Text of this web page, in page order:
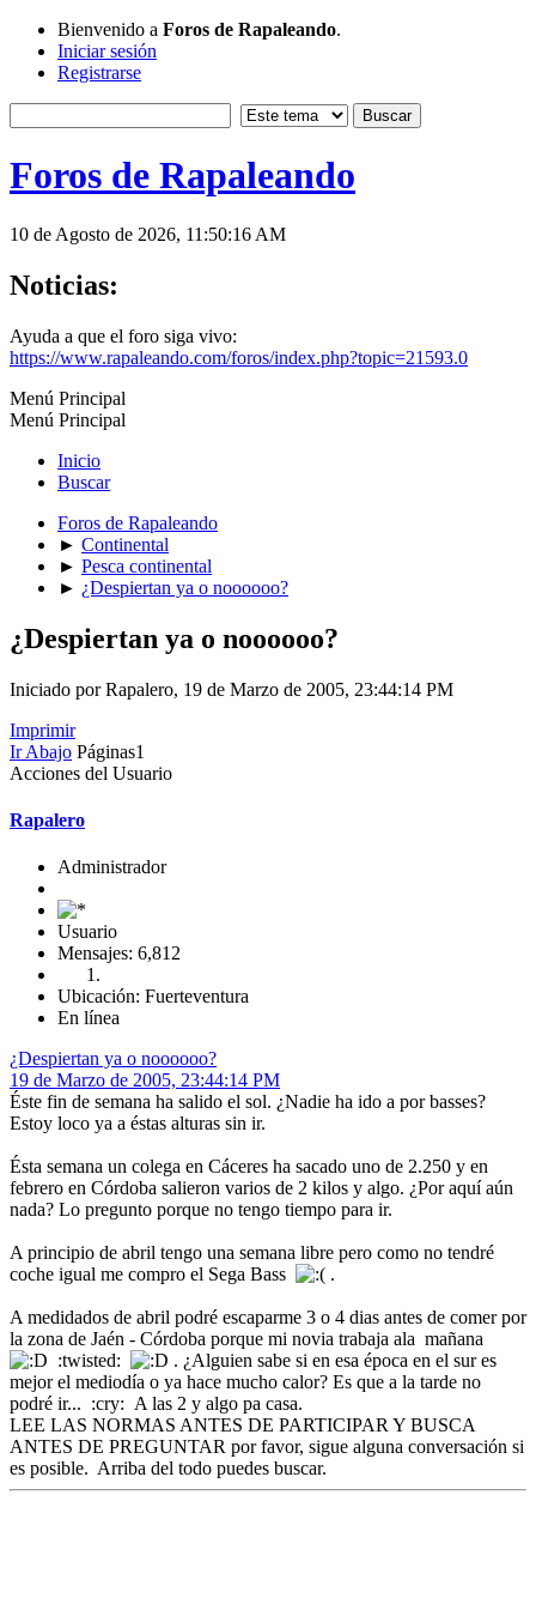
Bienvenido a Foros de Rapaleando.
Iniciar sesión
Registrarse
Foros de Rapaleando
10 de Agosto de 2026, 11:50:16 AM
Noticias:
Ayuda a que el foro siga vivo:
https://www.rapaleando.com/foros/index.php?topic=21593.0
Menú Principal
Menú Principal
Inicio
Buscar
Foros de Rapaleando
► Continental
► Pesca continental
► ¿Despiertan ya o noooooo?
¿Despiertan ya o noooooo?
Iniciado por Rapalero, 19 de Marzo de 2005, 23:44:14 PM
Imprimir
Ir Abajo Páginas1
Acciones del Usuario
Rapalero
Administrador
Usuario
Mensajes: 6,812
Ubicación: Fuerteventura
En línea
¿Despiertan ya o noooooo?
19 de Marzo de 2005, 23:44:14 PM
Éste fin de semana ha salido el sol. ¿Nadie ha ido a por basses?
Estoy loco ya a éstas alturas sin ir.
Ésta semana un colega en Cáceres ha sacado uno de 2.250 y en
febrero en Córdoba salieron varios de 2 kilos y algo. ¿Por aquí aún
nada? Lo pregunto porque no tengo tiempo para ir.
A principio de abril tengo una semana libre pero como no tendré
coche igual me compro el Sega Bass
.
A medidados de abril podré escaparme 3 o 4 dias antes de comer por
la zona de Jaén - Córdoba porque mi novia trabaja ala mañana
:twisted:
. ¿Alguien sabe si en esa época en el sur es
mejor el mediodía o ya hace mucho calor? Es que a la tarde no
podré ir... :cry: A las 2 y algo pa casa.
LEE LAS NORMAS ANTES DE PARTICIPAR Y BUSCA
ANTES DE PREGUNTAR por favor, sigue alguna conversación si
es posible. Arriba del todo puedes buscar.